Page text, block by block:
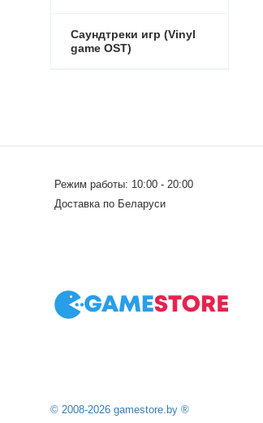
Саундтреки игр (Vinyl
game OST)
Режим работы: 10:00 - 20:00
Доставка по Беларуси
© 2008-2026 gamestore.by ®